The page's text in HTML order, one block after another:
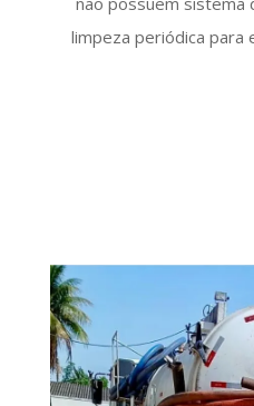
limpeza periódica para